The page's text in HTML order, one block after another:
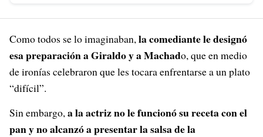
Como todos se lo imaginaban,la comediante le designó
esa preparación a Giraldo y a Machado, que en medio
de ironías celebraron que les tocara enfrentarse a un plato
“difícil”.
Sin embargo,a la actriz no le funcionó su receta con el
pan y no alcanzó a presentar la salsa de la